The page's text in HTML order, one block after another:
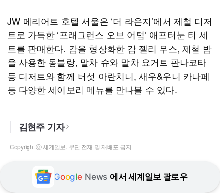
JW 메리어트 호텔 서울은 ‘더 라운지’에서 제철 디저
트로 가득한 ‘프래그런스 오브 어텀’ 애프터눈 티 세
트를 판매한다. 감을 형상화한 감 젤리 무스, 제철 밤
을 사용한 몽블랑, 말차 슈와 말차 요거트 판나코타
등 디저트와 함께 버섯 아란치니, 새우&우니 카나페
등 다양한 세이보리 메뉴를 만나볼 수 있다.
김현주 기자
Copyright ⓒ 세계일보. 무단 전재 및 재배포 금지
Google News 에서 세계일보 팔로우